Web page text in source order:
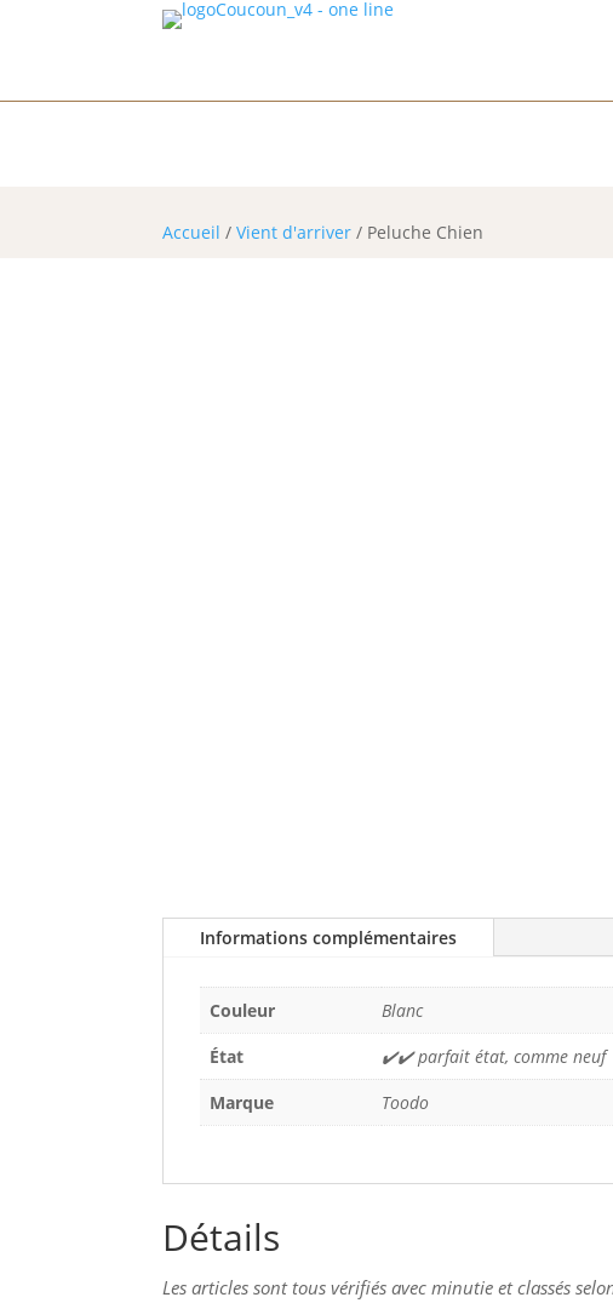
Accueil /Vient d'arriver / Peluche Chien
Informations complémentaires
Couleur
Blanc
État
✔️✔️ parfait état, comme neuf
Marque
Toodo
Détails
Les articles sont tous vérifiés avec minutie et classés